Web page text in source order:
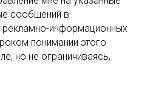
сообщений в
информационных
понимании этого
но не ограничиваясь,